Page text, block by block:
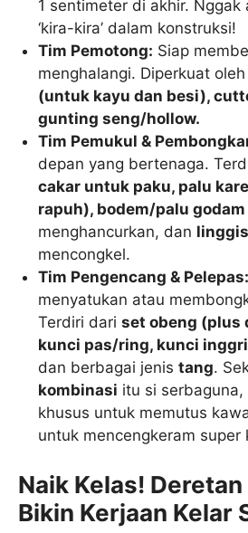
1 sentimeter di akhir.
‘kira-kira’ dalam konstruksi!
Tim Pemotong: Siap
menghalangi. Diperkuat
(untuk kayu dan besi),
gunting seng/hollow.
Tim Pemukul &
depan yang bertenaga.
cakar untuk paku, palu
rapuh), bodem/palu godam
menghancurkan, dan linggis
mencongkel.
Tim Pengencang & Pelepas:
menyatukan atau
Terdiri dariset obeng (plus
kunci pas/ring, kunci
dan berbagai jenistang.
kombinasi itu si serbaguna,
khusus untuk memutus
untuk mencengkeram super
Naik Kelas!
Bikin Kerjaan Kelar